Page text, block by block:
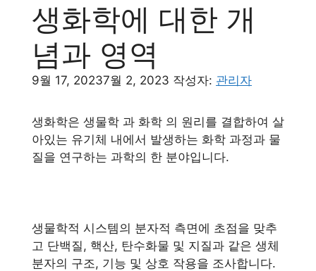
생화학에 대한 개
념과 영역
9월 17, 20237월 2, 2023 작성자: 관리자
생화학은 생물학 과 화학 의 원리를 결합하여 살
아있는 유기체 내에서 발생하는 화학 과정과 물
질을 연구하는 과학의 한 분야입니다.
생물학적 시스템의 분자적 측면에 초점을 맞추
고 단백질, 핵산, 탄수화물 및 지질과 같은 생체
분자의 구조, 기능 및 상호 작용을 조사합니다.